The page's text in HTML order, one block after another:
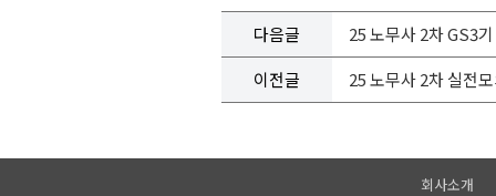
다음글
25 노무사 2차 GS3
이전글
25 노무사 2차 실전
회사소개